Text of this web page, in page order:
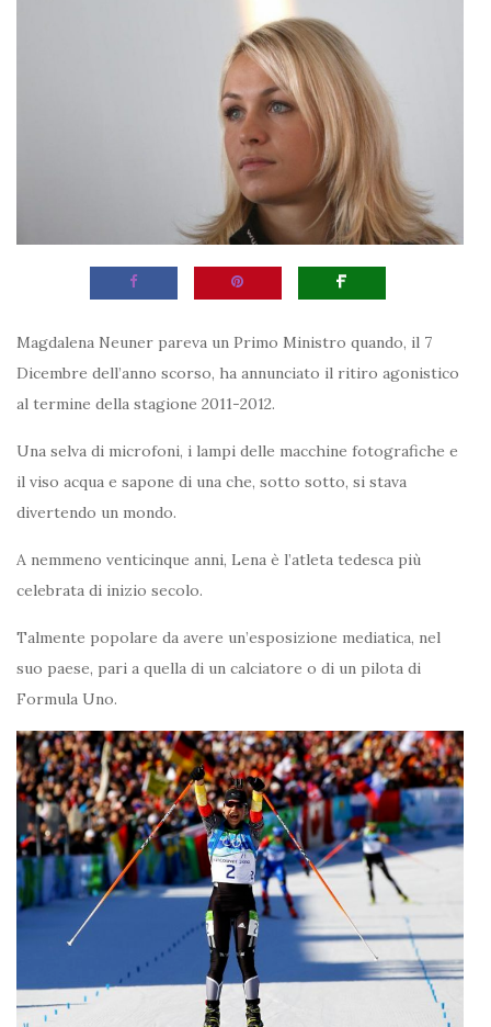
Magdalena Neuner pareva un Primo Ministro quando, il 7
Dicembre dell’anno scorso, ha annunciato il ritiro agonistico
al termine della stagione 2011-2012.
Una selva di microfoni, i lampi delle macchine fotografiche e
il viso acqua e sapone di una che, sotto sotto, si stava
divertendo un mondo.
A nemmeno venticinque anni, Lena è l’atleta tedesca più
celebrata di inizio secolo.
Talmente popolare da avere un’esposizione mediatica, nel
suo paese, pari a quella di un calciatore o di un pilota di
Formula Uno.